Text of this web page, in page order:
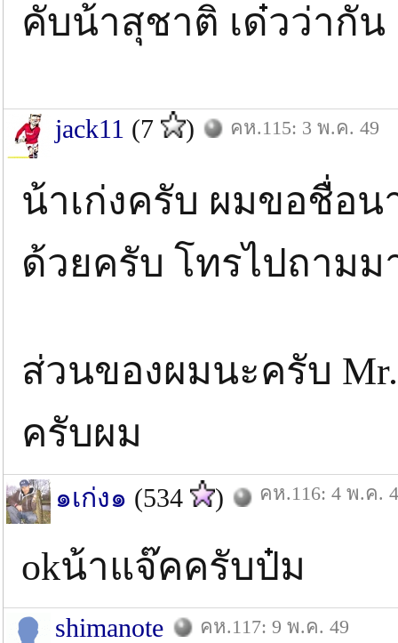
คับน้าสุชาติ เด๋วว่ากั
jack11 (7 ) คห.115: 3 พ.ค. 49
น้าเก่งครับ ผมขอชื่อ
ด้วยครับ โทรไปถามม
ส่วนของผมนะครับ
ครับผม
๑เก่ง๑ (534 ) คห.116: 4 พ.ค.
okน้าแจ๊คครับป๋ม
shimanote คห.117: 9 พ.ค. 49